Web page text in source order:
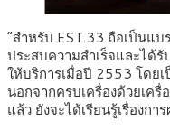
“สำหรับ EST.33 ถือเป็นแ
ประสบความสำเร็จและได้
ให้บริการเมื่อปี 2553 โดย
นอกจากครบเครื่องด้วยเครื่
แล้ว ยังจะได้เรียนรู้เรื่องก